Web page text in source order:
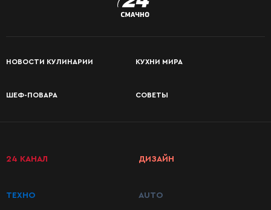
НОВОСТИ КУЛИНАРИИ КУХНИ МИРА
ШЕФ-ПОВАРА СОВЕТЫ
24 КАНАЛ
ТЕХНО
ДИЗАЙН
AUTO